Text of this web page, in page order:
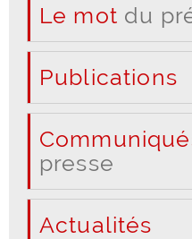
Le mot du
Publications
presse
Actualités